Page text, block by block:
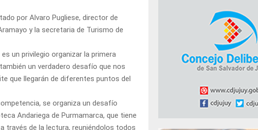
por Alvaro Pugliese, director de
y la secretaria de Turismo de
un privilegio organizar la primera
un verdadero desafío que nos
que llegarán de diferentes puntos del
se organiza un desafío
Andariega de Purmamarca, que tiene
través de la lectura, reuniéndolos todos